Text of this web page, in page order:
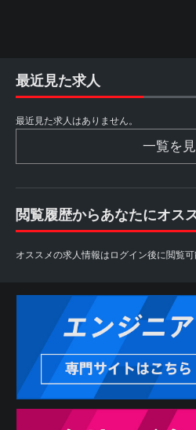
最近見た求人
最近見た求人はありません。
一覧を
閲覧履歴からあなたにオス
オススメの求人情報はログイン後に閲覧